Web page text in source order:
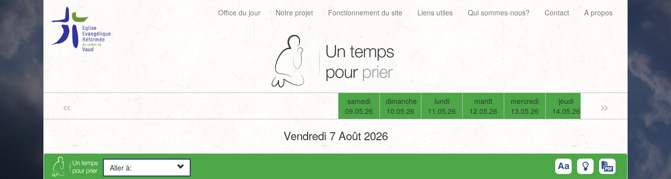
Office du jour Notre projet Fonctionnement du site Liens utiles Qui sommes-nous? Contact A propos
«
samedi
09.05.26
dimanche
10.05.26
lundi
11.05.26
mardi
12.05.26
mercredi
13.05.26
jeudi
14.05.26
15.05.26
»
Vendredi 7 Août 2026
Aller à: